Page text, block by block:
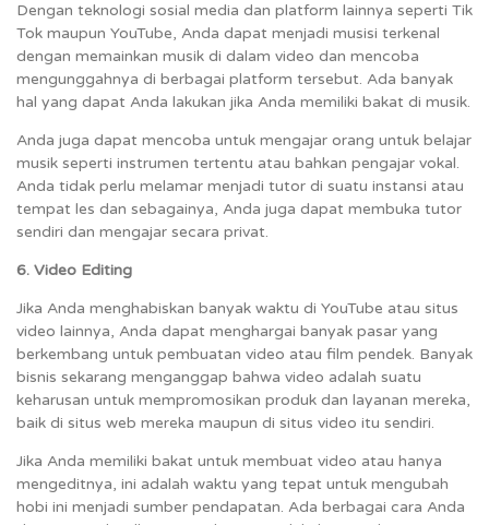
Dengan teknologi sosial media dan platform lainnya seperti Tik
Tok maupun YouTube, Anda dapat menjadi musisi terkenal
dengan memainkan musik di dalam video dan mencoba
mengunggahnya di berbagai platform tersebut. Ada banyak
hal yang dapat Anda lakukan jika Anda memiliki bakat di musik.
Anda juga dapat mencoba untuk mengajar orang untuk belajar
musik seperti instrumen tertentu atau bahkan pengajar vokal.
Anda tidak perlu melamar menjadi tutor di suatu instansi atau
tempat les dan sebagainya, Anda juga dapat membuka tutor
sendiri dan mengajar secara privat.
6. Video Editing
Jika Anda menghabiskan banyak waktu di YouTube atau situs
video lainnya, Anda dapat menghargai banyak pasar yang
berkembang untuk pembuatan video atau film pendek. Banyak
bisnis sekarang menganggap bahwa video adalah suatu
keharusan untuk mempromosikan produk dan layanan mereka,
baik di situs web mereka maupun di situs video itu sendiri.
Jika Anda memiliki bakat untuk membuat video atau hanya
mengeditnya, ini adalah waktu yang tepat untuk mengubah
hobi ini menjadi sumber pendapatan. Ada berbagai cara Anda